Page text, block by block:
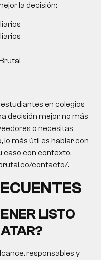
la decisión:
en colegios
decisión mejor, no más
o necesitas
más útil es hablar con
caso con contexto.
contacto/.
LISTO
responsables y